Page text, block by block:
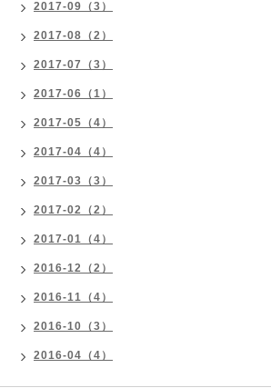
2017-09（3）
2017-08（2）
2017-07（3）
2017-06（1）
2017-05（4）
2017-04（4）
2017-03（3）
2017-02（2）
2017-01（4）
2016-12（2）
2016-11（4）
2016-10（3）
2016-04（4）